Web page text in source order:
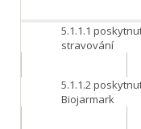
5.1.1.1
stravování
5.1.1.2
Biojarmark